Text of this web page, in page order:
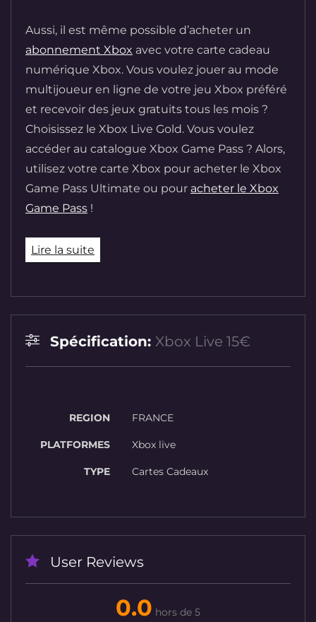
Aussi, il est même possible d’acheter un
abonnement Xbox avec votre carte cadeau
numérique Xbox. Vous voulez jouer au mode
multijoueur en ligne de votre jeu Xbox préféré
et recevoir des jeux gratuits tous les mois ?
Choisissez le Xbox Live Gold. Vous voulez
accéder au catalogue Xbox Game Pass ? Alors,
utilisez votre carte Xbox pour acheter le Xbox
Game Pass Ultimate ou pour acheter le Xbox
Game Pass !
Lire la suite
Spécification: Xbox Live 15€
REGION FRANCE
PLATFORMES Xbox live
TYPE Cartes Cadeaux
User Reviews
0.0 hors de 5